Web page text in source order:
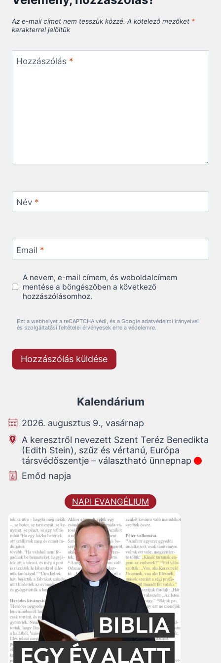
Az e-mail címet nem tesszük közzé. A kötelező mezőket *
karakterrel jelöltük
Hozzászólás *
Név *
Email *
A nevem, e-mail címem, és weboldalcímem
mentése a böngészőben a következő
hozzászólásomhoz.
Ezt a webhelyet a reCAPTCHA védi, és a Google adatvédelmi irányelvei
és szolgáltatási feltételei érvényesek erre a védelemre.
Kalendárium
2026. augusztus 9., vasárnap
A keresztről nevezett Szent Teréz Benedikta
(Edith Stein), szűz és vértanú, Európa
társvédőszentje – választható ünnepnap
Emőd napja
NAPI EVANGÉLIUM